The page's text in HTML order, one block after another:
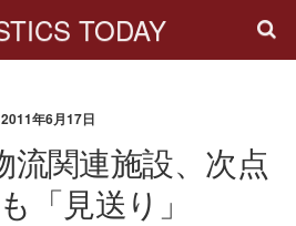
TODAY
2011年6月17日
流関連施設、次点
「見送り」